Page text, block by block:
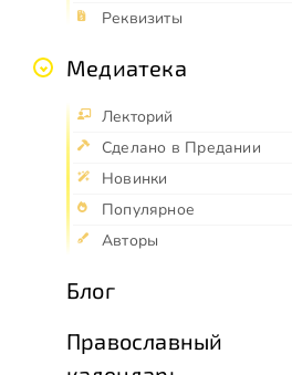
Реквизиты
Медиатека
Лекторий
Сделано в Предании
Новинки
Популярное
Авторы
Блог
Православный